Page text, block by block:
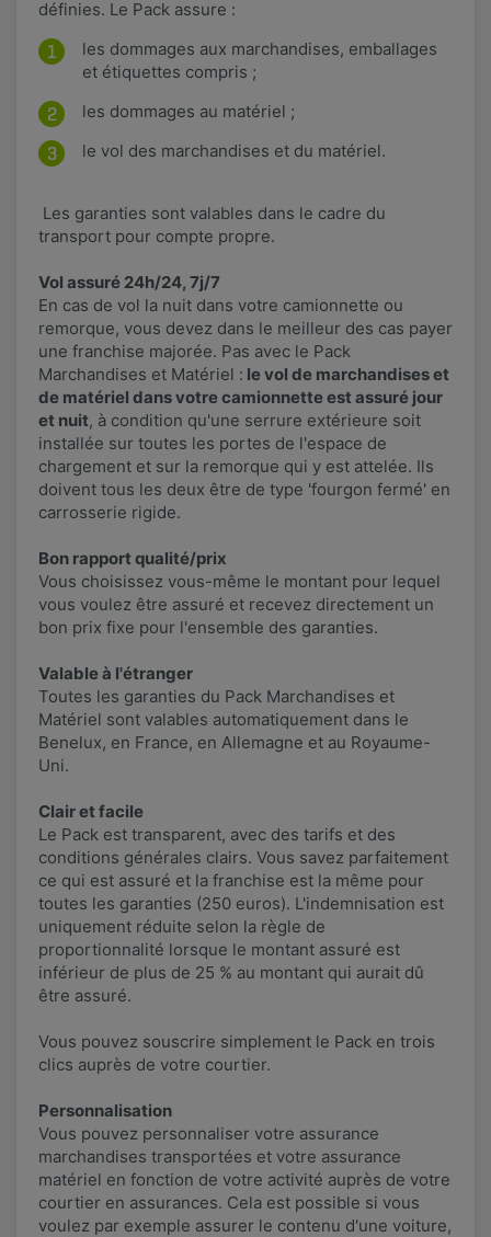
définies. Le Pack assure :
les dommages aux marchandises, emballages
et étiquettes compris ;
les dommages au matériel ;
le vol des marchandises et du matériel.
Les garanties sont valables dans le cadre du
transport pour compte propre.
Vol assuré 24h/24, 7j/7
En cas de vol la nuit dans votre camionnette ou
remorque, vous devez dans le meilleur des cas payer
une franchise majorée. Pas avec le Pack
Marchandises et Matériel : le vol de marchandises et
de matériel dans votre camionnette est assuré jour
et nuit, à condition qu'une serrure extérieure soit
installée sur toutes les portes de l'espace de
chargement et sur la remorque qui y est attelée. Ils
doivent tous les deux être de type 'fourgon fermé' en
carrosserie rigide.
Bon rapport qualité/prix
Vous choisissez vous-même le montant pour lequel
vous voulez être assuré et recevez directement un
bon prix fixe pour l'ensemble des garanties.
Valable à l'étranger
Toutes les garanties du Pack Marchandises et
Matériel sont valables automatiquement dans le
Benelux, en France, en Allemagne et au Royaume-
Uni.
Clair et facile
Le Pack est transparent, avec des tarifs et des
conditions générales clairs. Vous savez parfaitement
ce qui est assuré et la franchise est la même pour
toutes les garanties (250 euros). L'indemnisation est
uniquement réduite selon la règle de
proportionnalité lorsque le montant assuré est
inférieur de plus de 25 % au montant qui aurait dû
être assuré.
Vous pouvez souscrire simplement le Pack en trois
clics auprès de votre courtier.
Personnalisation
Vous pouvez personnaliser votre assurance
marchandises transportées et votre assurance
matériel en fonction de votre activité auprès de votre
courtier en assurances. Cela est possible si vous
voulez par exemple assurer le contenu d'une voiture,